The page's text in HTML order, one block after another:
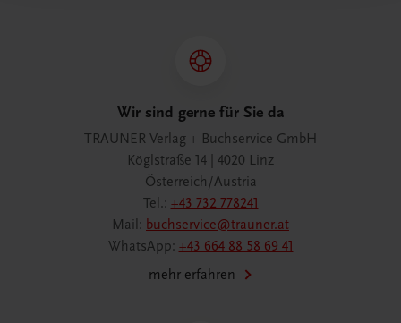
Wir sind gerne für Sie da
TRAUNER Verlag + Buchservice GmbH
Köglstraße 14 | 4020 Linz
Österreich/Austria
Tel.: +43 732 778241
Mail: buchservice@trauner.at
WhatsApp: +43 664 88 58 69 41
mehr erfahren